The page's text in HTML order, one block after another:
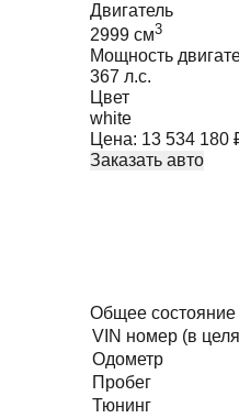
Двигатель
2999 cм3
Мощность
367 л.с.
Цвет
white
Цена: 13 534 180
Заказать авто
Общее состояние
VIN номер (в
Одометр
Пробег
Тюнинг